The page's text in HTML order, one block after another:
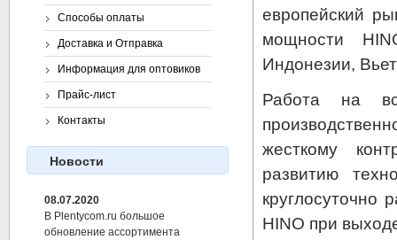
европейский
мощности
Индонезии,
Работа на
жесткому
развитию
круглосуточно
HINO при
Способы оплаты
Доставка и Отправка
Информация для оптовиков
Прайс-лист
Контакты
Новости
08.07.2020
В Plentycom.ru большое
обновление ассортимента